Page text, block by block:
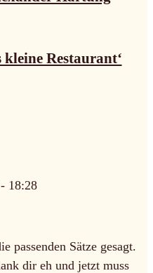
Restaurant‘
18:28
passenden Sätze gesagt.
dir eh und jetzt muss